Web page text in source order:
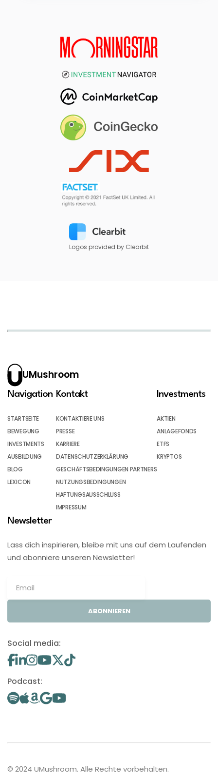
Logos provided by Clearbit
UMushroom
Navigation
STARTSEITE
BEWEGUNG
INVESTMENTS
AUSBILDUNG
BLOG
LEXICON
Kontakt
KONTAKTIERE UNS
PRESSE
KARRIERE
DATENSCHUTZERKLÄRUNG
GESCHÄFTSBEDINGUNGEN PARTNERS
NUTZUNGSBEDINGUNGEN
HAFTUNGSAUSSCHLUSS
IMPRESSUM
Investments
AKTIEN
ANLAGEFONDS
ETFS
KRYPTOS
Newsletter
Lass dich inspirieren, bleibe mit uns auf dem Laufenden
und abonniere unseren Newsletter!
ABONNIEREN
Social media:
Podcast:
© 2024 UMushroom. Alle Rechte vorbehalten.